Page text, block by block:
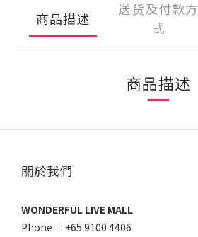
商品描述
送货及付款方
式
商品描述
關於我們
WONDERFUL LIVE MALL
Phone : +65 9100 4406